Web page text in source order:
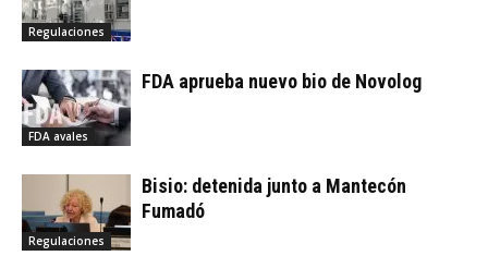
Regulaciones
FDA avales
FDA aprueba nuevo bio de Novolog
Regulaciones
Bisio: detenida junto a Mantecón
Fumadó